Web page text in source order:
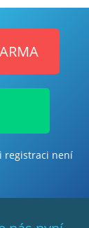
registraci není